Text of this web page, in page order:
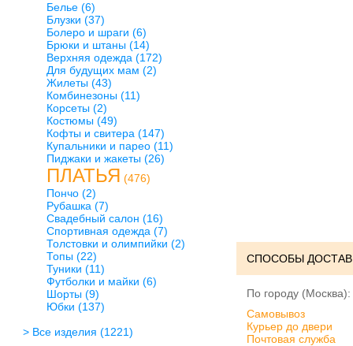
Белье (6)
Блузки (37)
Болеро и шраги (6)
Брюки и штаны (14)
Верхняя одежда (172)
Для будущих мам (2)
Жилеты (43)
Комбинезоны (11)
Корсеты (2)
Костюмы (49)
Кофты и свитера (147)
Купальники и парео (11)
Пиджаки и жакеты (26)
ПЛАТЬЯ (476)
Пончо (2)
Рубашка (7)
Свадебный салон (16)
Спортивная одежда (7)
Толстовки и олимпийки (2)
Топы (22)
Туники (11)
Футболки и майки (6)
Шорты (9)
Юбки (137)
> Все изделия (1221)
СПОСОБЫ
По городу (Москва):
Cамовывоз
Курьер до двери
Почтовая служба